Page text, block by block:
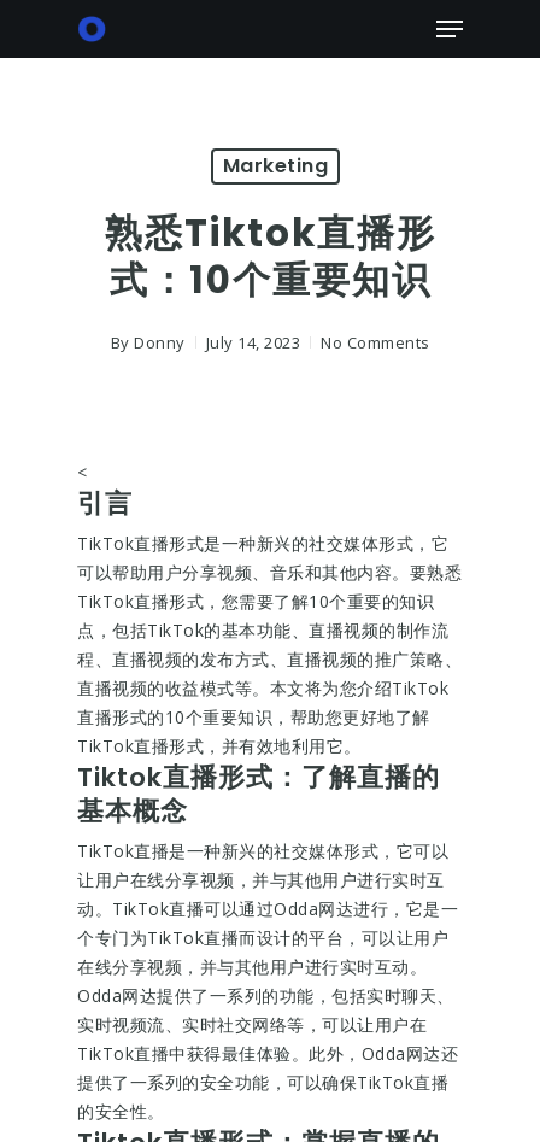
Menu
Marketing
熟悉Tiktok直播形
式：10个重要知识
By Donny July 14, 2023 No Comments
<
引言
TikTok直播形式是一种新兴的社交媒体形式，它
可以帮助用户分享视频、音乐和其他内容。要熟悉
TikTok直播形式，您需要了解10个重要的知识
点，包括TikTok的基本功能、直播视频的制作流
程、直播视频的发布方式、直播视频的推广策略、
直播视频的收益模式等。本文将为您介绍TikTok
直播形式的10个重要知识，帮助您更好地了解
TikTok直播形式，并有效地利用它。
Tiktok直播形式：了解直播的
基本概念
TikTok直播是一种新兴的社交媒体形式，它可以
让用户在线分享视频，并与其他用户进行实时互
动。TikTok直播可以通过Odda网达进行，它是一
个专门为TikTok直播而设计的平台，可以让用户
在线分享视频，并与其他用户进行实时互动。
Odda网达提供了一系列的功能，包括实时聊天、
实时视频流、实时社交网络等，可以让用户在
TikTok直播中获得最佳体验。此外，Odda网达还
提供了一系列的安全功能，可以确保TikTok直播
的安全性。